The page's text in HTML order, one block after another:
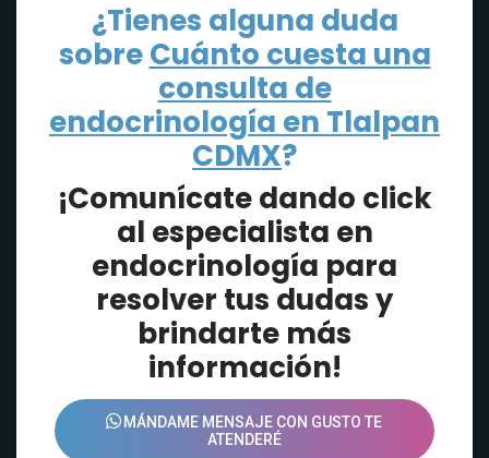
¿Tienes alguna duda
sobreCuánto cuesta una
consulta de
endocrinología en Tlalpan
CDMX?
¡Comunícate dando click
al especialista en
endocrinología para
resolver tus dudas y
brindarte más
información!
MÁNDAME MENSAJE CON GUSTO TE
ATENDERÉ